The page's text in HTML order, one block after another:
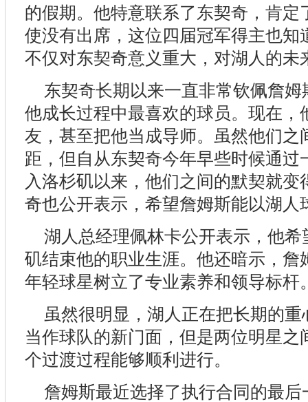
的假期。他特意联系了东契奇，肯定
使没有出席，这位四届冠军得主也
不仅对东契奇意义重大，对湖人的未
东契奇长期以来一直非常钦佩詹
他成长过程中最喜欢的球员。现在，
友，甚至把他当成导师。虽然他们之
距，但自从东契奇今年早些时候通过
入洛杉矶以来，他们之间的默契就
奇也公开表示，希望詹姆斯能以湖人
湖人总经理佩林卡公开表示，他
矶结束他的职业生涯。他还暗示，詹
年轻球星树立了专业素养和领导标杆
虽然很明显，湖人正在把长期的
当作球队的新门面，但是两位明星之
个过渡过程能够顺利进行。
詹姆斯最近选择了执行合同的最